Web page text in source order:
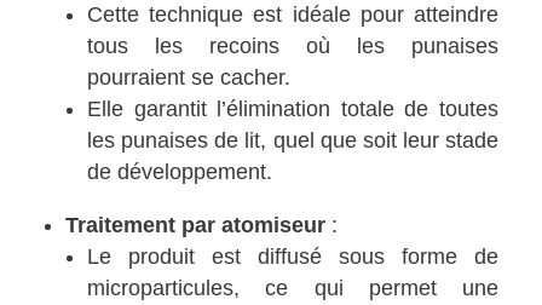
Cette technique est idéale pour atteindre
tous les recoins où les punaises
pourraient se cacher.
Elle garantit l’élimination totale de toutes
les punaises de lit, quel que soit leur stade
de développement.
Traitement par atomiseur :
Le produit est diffusé sous forme de
microparticules, ce qui permet une